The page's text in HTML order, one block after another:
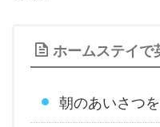
ホームステイで
朝のあいさつ